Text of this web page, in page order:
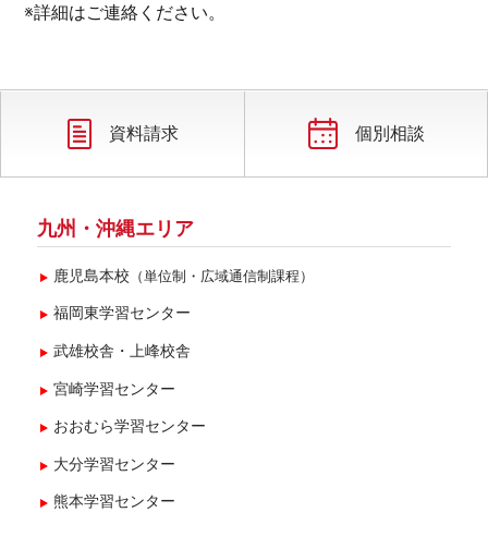
※詳細はご連絡ください。
資料請求 個別相談
九州・沖縄エリア
鹿児島本校 （単位制・広域通信制課程）
福岡東学習センター
武雄校舎・上峰校舎
宮崎学習センター
おおむら学習センター
大分学習センター
熊本学習センター